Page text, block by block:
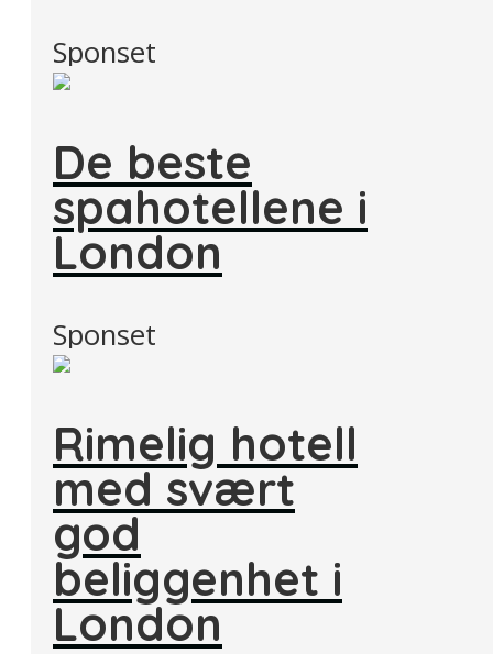
Sponset
De beste
spahotellene i
London
Sponset
Rimelig hotell
med svært
god
beliggenhet i
London